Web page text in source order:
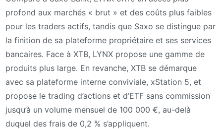
profond aux marchés « brut » et des coûts plus faibles
pour les traders actifs, tandis que Saxo se distingue par
la finition de sa plateforme propriétaire et ses services
bancaires. Face à XTB, LYNX propose une gamme de
produits plus large. En revanche, XTB se démarque
avec sa plateforme interne conviviale, xStation 5, et
propose le trading d’actions et d’ETF sans commission
jusqu’à un volume mensuel de 100 000 €, au-delà
duquel des frais de 0,2 % s’appliquent.